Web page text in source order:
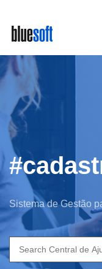
main
content
Sistema de Gestão
Search
for: